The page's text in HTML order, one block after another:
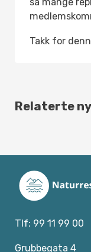
Takk for
Relaterte
Tlf: 99 11 99 00
Grubbegata 4